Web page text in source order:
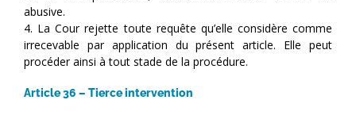
abusive.
4. La Cour rejette toute requête qu’elle considère comme
irrecevable par application du présent article. Elle peut
procéder ainsi à tout stade de la procédure.
Article 36 – Tierce intervention